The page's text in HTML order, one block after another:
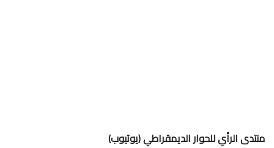
منتدى الرأي للحوار الديمقراطي (يوتيوب)